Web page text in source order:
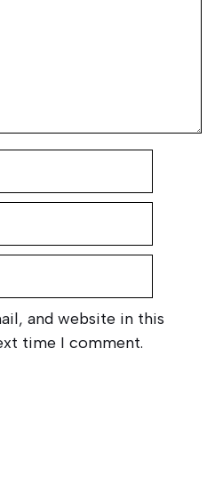
and website in this
time I comment.